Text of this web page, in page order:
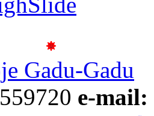
Gadu-Gadu
e-mail: